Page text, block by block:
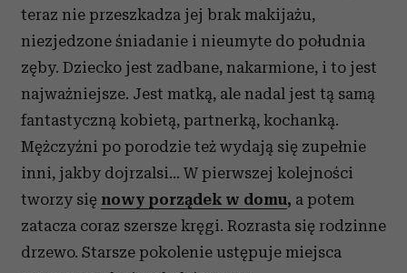
teraz nie przeszkadza jej brak makijażu,
niezjedzone śniadanie i nieumyte do południa
zęby. Dziecko jest zadbane, nakarmione, i to jest
najważniejsze. Jest matką, ale nadal jest tą samą
fantastyczną kobietą, partnerką, kochanką.
Mężczyźni po porodzie też wydają się zupełnie
inni, jakby dojrzalsi… W pierwszej kolejności
tworzy się nowy porządek w domu, a potem
zatacza coraz szersze kręgi. Rozrasta się rodzinne
drzewo. Starsze pokolenie ustępuje miejsca